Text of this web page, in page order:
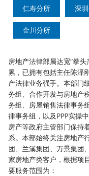
仁寿分所 深
金川分所
房地产法律部属达宽“拳
累，已拥有包括主任陈泽
产法律业务强手。本部门
务组、合作开发与房地产
务组、房屋销售法律事务
律事务组，以及PPP实操
房产等政府主管部门保持
系。本部始终关注房地产
团、兰溪集团、万景集团
家房地产类客户，根据项
要服务范围为：